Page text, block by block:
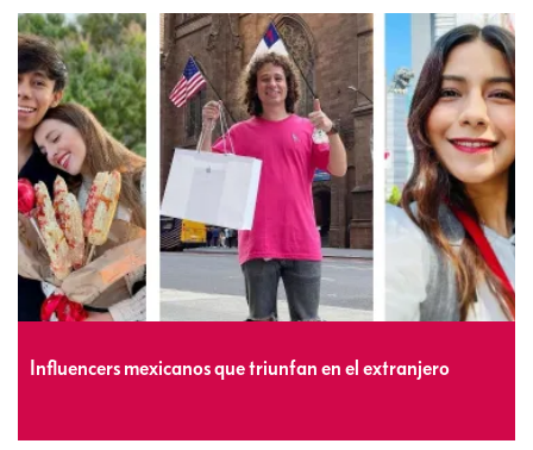
Influencers mexicanos que triunfan en el extranjero